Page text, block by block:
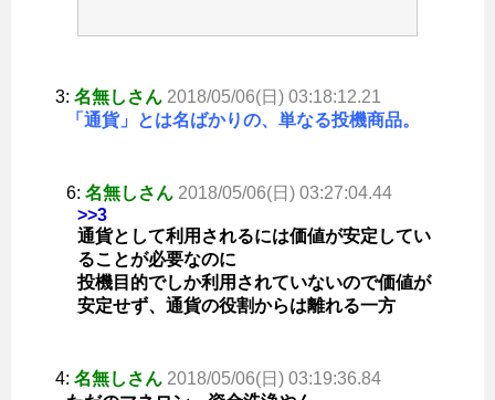
3: 名無しさん 2018/05/06(日) 03:18:12.21
「通貨」とは名ばかりの、単なる投機商品。
6: 名無しさん 2018/05/06(日) 03:27:04.44
>>3
通貨として利用されるには価値が安定してい
ることが必要なのに
投機目的でしか利用されていないので価値が
安定せず、通貨の役割からは離れる一方
4: 名無しさん 2018/05/06(日) 03:19:36.84